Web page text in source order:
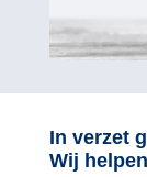
In verzet
Wij